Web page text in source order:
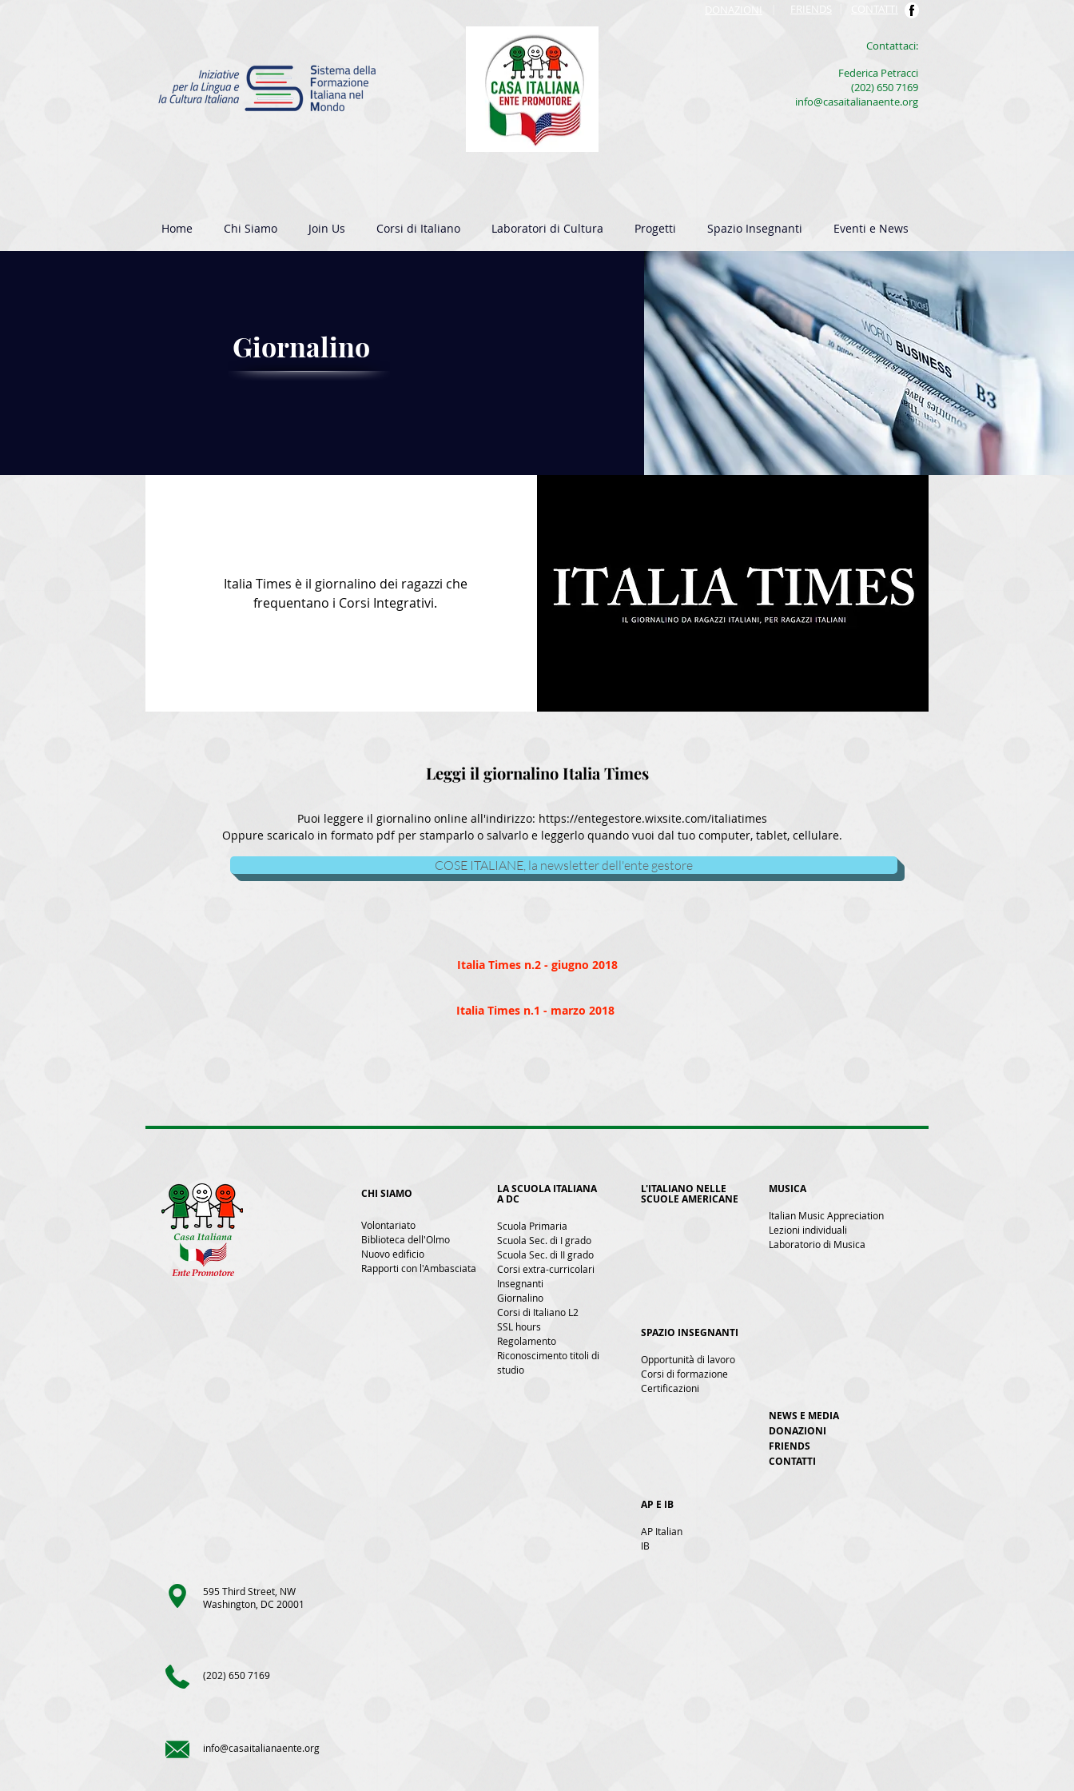
CONTATTI
FRIENDS
DONAZIONI
​Contattaci:
Federica Petracci
(202) 650 7169
info@casaitalianaente.org
Home Chi Siamo Join Us Corsi di Italiano Laboratori di Cultura Progetti Spazio Insegnanti Eventi e News
Giornalino
Italia Times è il giornalino dei ragazzi che
frequentano i Corsi Integrativi.
Puoi leggere il giornalino online all'indirizzo: https://entegestore.wixsite.com/italiatimes
Oppure scaricalo in formato pdf per stamparlo o salvarlo e leggerlo quando vuoi dal tuo computer, tablet, cellulare.
Italia Times n.2 - giugno 2018
Italia Times n.1 - marzo 2018
Leggi il giornalino Italia Times
COSE ITALIANE, la newsletter dell'ente gestore
595 Third Street, NW
Washington, DC 20001
(202) 650 7169
info@casaitalianaente.org
CHI SIAMO
Volontariato
Biblioteca dell'Olmo
Nuovo edificio
Rapporti con l'Ambasciata
LA SCUOLA ITALIANA
A DC
Scuola Primaria
Scuola Sec. di I grado
Scuola Sec. di II grado
Corsi extra-curricolari
Insegnanti
Giornalino
Corsi di Italiano L2
SSL hours
Regolamento
Riconoscimento titoli di
studio
L'ITALIANO NELLE
SCUOLE AMERICANE
AP E IB
AP Italian
IB
SPAZIO INSEGNANTI
Opportunità di lavoro
Corsi di formazione
Certificazioni
NEWS E MEDIA
DONAZIONI
FRIENDS
CONTATTI
MUSICA
Italian Music Appreciation
Lezioni individuali
Laboratorio di Musica